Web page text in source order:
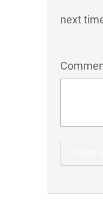
next